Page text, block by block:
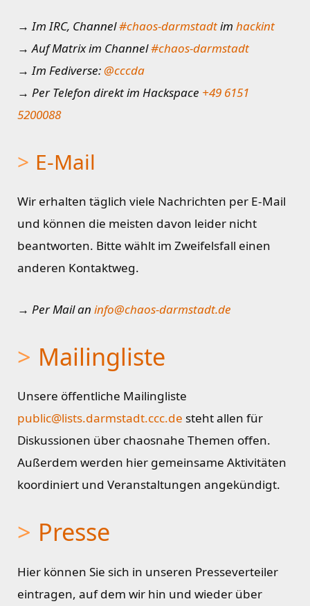
→ Im IRC, Channel#chaos-darmstadtimhackint
→ Auf Matrix im Channel#chaos-darmstadt
→ Im Fediverse: @cccda
→ Per Telefon direkt im Hackspace +49 6151
5200088
E-Mail
Wir erhalten täglich viele Nachrichten per E-Mail
und können die meisten davon leider nicht
beantworten. Bitte wählt im Zweifelsfall einen
anderen Kontaktweg.
→ Per Mail aninfo@chaos-darmstadt.de
Mailingliste
Unsere öffentliche Mailingliste
public@lists.darmstadt.ccc.de steht allen für
Diskussionen über chaosnahe Themen offen.
Außerdem werden hier gemeinsame Aktivitäten
koordiniert und Veranstaltungen angekündigt.
Presse
Hier können Sie sich in unseren Presseverteiler
eintragen, auf dem wir hin und wieder über